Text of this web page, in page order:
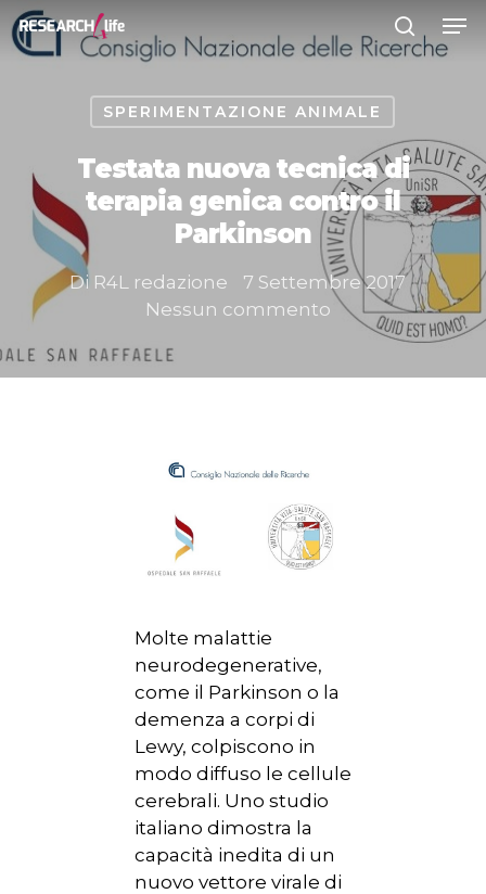
Premere INVIO per cercare o ESC
SPERIMENTAZIONE ANIMALE
Testata nuova tecnica di
terapia genica contro il
Parkinson
Di R4L redazione
7 Settembre 2017
Nessun commento
Molte malattie
neurodegenerative,
come il Parkinson o la
demenza a corpi di
Lewy, colpiscono in
modo diffuso le cellule
cerebrali. Uno studio
italiano dimostra la
capacità inedita di un
nuovo vettore virale di